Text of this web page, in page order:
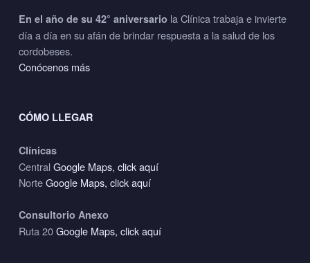
En el año de su 42° aniversario la Clínica trabaja e invierte
día a día en su afán de brindar respuesta a la salud de los
cordobeses.
Conócenos más
CÓMO LLEGAR
Clínicas
CentralGoogle Maps, click aquí
NorteGoogle Maps, click aquí
Consultorio Anexo
Ruta 20Google Maps, click aquí